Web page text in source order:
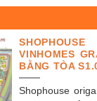
VINHOMES
BẰNG TÒA
Shophouse